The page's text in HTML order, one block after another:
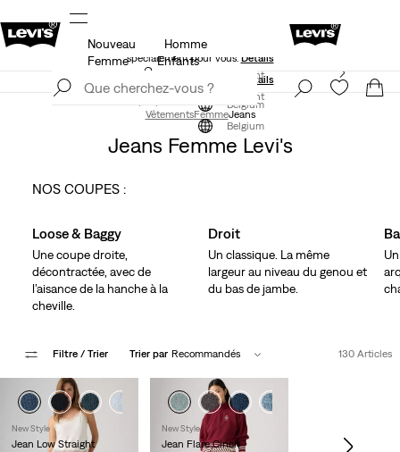
Levi's App. Le meilleur de Levi’s®, sur mesure,
spécialement pour vous. Détails
S'inscrire maintenant
Belgium
Nouveau
Homme
Femme
Enfants
Levi's App. Le meilleur de Levi’s®, sur mesure,
Détails
S'inscrire maintenant
Belgium
VêtementsFemmeJeans
Jeans Femme Levi's
NOS COUPES :
Loose & Baggy
Une coupe droite,
décontractée, avec de
l’aisance de la hanche à la
cheville.
Droit
Un classique. La même
largeur au niveau du genou et
du bas de jambe.
Filtre / Trier Trier par Recommandés 130 Articles
New Style
Jean Low Straight
New Style
Jean Flare Cinch